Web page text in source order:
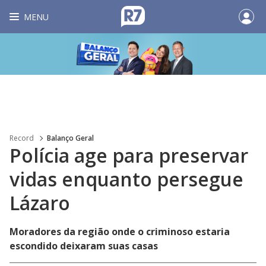
MENU
Record Balanço Geral
Polícia age para preservar
vidas enquanto persegue
Lázaro
Moradores da região onde o criminoso estaria
escondido deixaram suas casas